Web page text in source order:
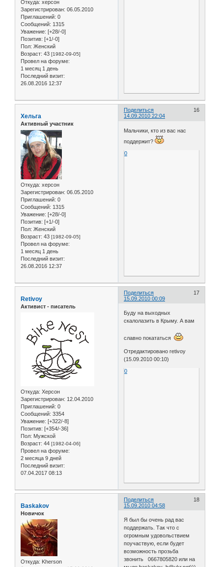
Откуда: херсон
Зарегистрирован: 06.05.2010
Приглашений: 0
Сообщений: 1315
Уважение: [+28/-0]
Позитив: [+1/-0]
Пол: Женский
Возраст: 43 [1982-09-05]
Провел на форуме:
1 месяц 1 день
Последний визит:
26.08.2016 12:37
Поделиться
16
14.09.2010 22:04
Хельга
Активный участник
Откуда: херсон
Зарегистрирован: 06.05.2010
Приглашений: 0
Сообщений: 1315
Уважение: [+28/-0]
Позитив: [+1/-0]
Пол: Женский
Возраст: 43 [1982-09-05]
Провел на форуме:
1 месяц 1 день
Последний визит:
26.08.2016 12:37
Мальчики, кто из вас нас
поддержит?
0
Поделиться
17
15.09.2010 00:09
Retivoy
Активист - писатель
Откуда: Херсон
Зарегистрирован: 12.04.2010
Приглашений: 0
Сообщений: 3354
Уважение: [+322/-8]
Позитив: [+354/-36]
Пол: Мужской
Возраст: 44 [1982-04-06]
Провел на форуме:
2 месяца 9 дней
Последний визит:
07.04.2017 08:13
Буду на выходных
скалолазить в Крыму. А вам
славно покататься
Отредактировано retivoy
(15.09.2010 00:10)
0
Поделиться
18
15.09.2010 04:58
Baskakov
Новичок
Откуда: Kherson
Я был бы очень рад вас
поддержать. Так что с
огромным удовольствием
поучаствую, если будет
возможность прозьба
звонить 0667805820 или на